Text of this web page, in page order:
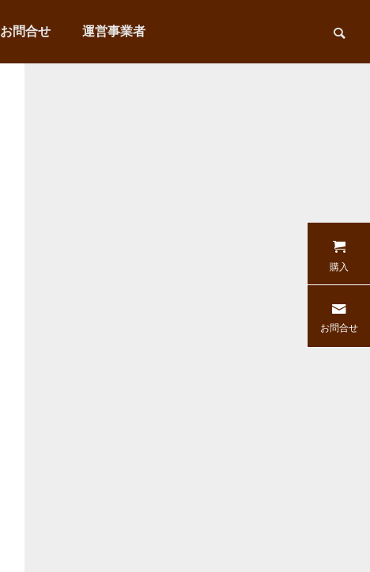
お問合せ 運営事業者
購入
お問合せ